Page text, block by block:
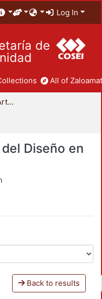
Log In
de
All of
División de Ciencias y Artes para el Diseño
Diseño en
Back to results